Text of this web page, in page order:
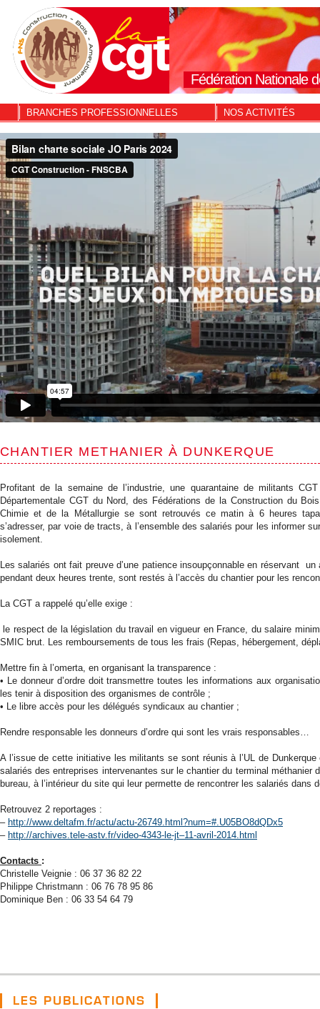
Fédération Nationale
BRANCHES PROFESSIONNELLES NOS ACTIVITÉS
CHANTIER METHANIER À DUNKERQUE
Profitant de la semaine de l’industrie, une quarantaine de militants
Départementale CGT du Nord, des Fédérations de la Construction du
Chimie et de la Métallurgie se sont retrouvés ce matin à 6 heures
s’adresser, par voie de tracts, à l’ensemble des salariés pour les informer
isolement.
Les salariés ont fait preuve d’une patience insoupçonnable en réservant
pendant deux heures trente, sont restés à l’accès du chantier pour les
La CGT a rappelé qu’elle exige :
le respect de la législation du travail en vigueur en France, du salaire
SMIC brut. Les remboursements de tous les frais (Repas, hébergement,
Mettre fin à l’omerta, en organisant la transparence :
• Le donneur d’ordre doit transmettre toutes les informations aux
les tenir à disposition des organismes de contrôle ;
• Le libre accès pour les délégués syndicaux au chantier ;
Rendre responsable les donneurs d’ordre qui sont les vrais responsables…
A l’issue de cette initiative les militants se sont réunis à l’UL de
salariés des entreprises intervenantes sur le chantier du terminal
bureau, à l’intérieur du site qui leur permette de rencontrer les salariés dans
Retrouvez 2 reportages :
– http://www.deltafm.fr/actu/actu-26749.html?num=#.U05BO8dQDx5
– http://archives.tele-astv.fr/video-4343-le-jt–11-avril-2014.html
Contacts :
Christelle Veignie : 06 37 36 82 22
Philippe Christmann : 06 76 78 95 86
Dominique Ben : 06 33 54 64 79
LES PUBLICATIONS